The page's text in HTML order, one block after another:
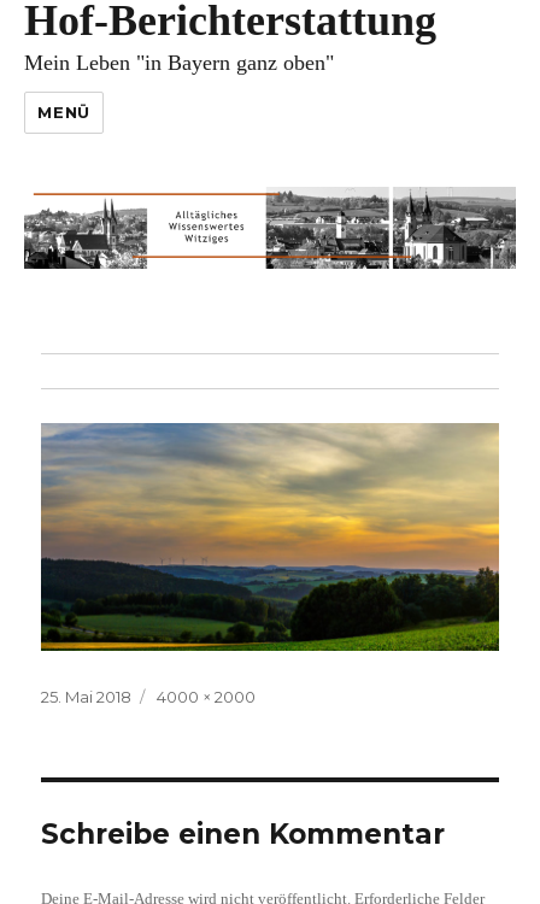
Hof-Berichterstattung
Mein Leben "in Bayern ganz oben"
MENÜ
Veröffentlicht
25. Mai 2018
Volle
4000 × 2000
Schreibe einen Kommentar
Deine E-Mail-Adresse wird nicht veröffentlicht. Erforderliche Felder